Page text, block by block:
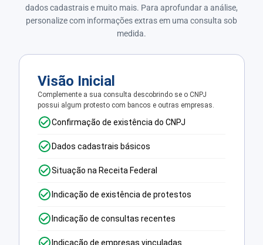
dados cadastrais e muito mais. Para aprofundar a análise,
personalize com informações extras em uma consulta sob
medida.
Visão Inicial
Complemente a sua consulta descobrindo se o CNPJ
possui algum protesto com bancos e outras empresas.
Confirmação de existência do CNPJ
Dados cadastrais básicos
Situação na Receita Federal
Indicação de existência de protestos
Indicação de consultas recentes
Indicação de empresas vinculadas